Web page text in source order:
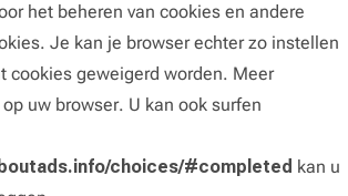
het beheren van cookies en andere
Je kan je browser echter zo instellen
cookies geweigerd worden. Meer
uw browser. U kan ook surfen
choices/#completed kan u